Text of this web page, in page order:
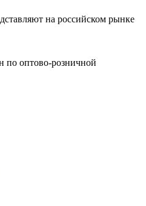
на российском рынке
оптово-розничной